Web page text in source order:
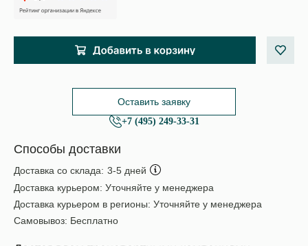
Оставить заявку
+7 (495) 249-33-31
Способы доставки
Доставка со склада: 3-5 дней
Доставка курьером: Уточняйте у менеджера
Доставка курьером в регионы: Уточняйте у менеджера
Самовывоз: Бесплатно